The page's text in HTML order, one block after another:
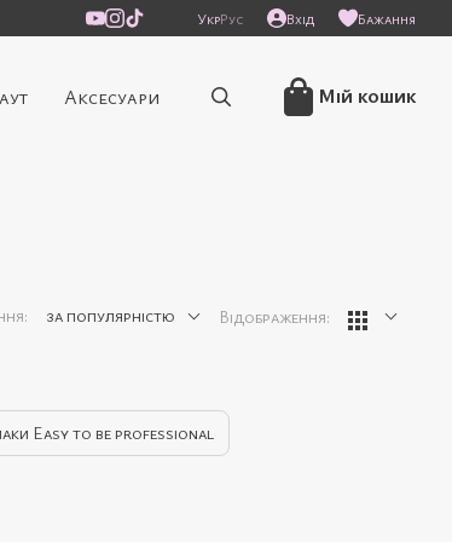
УкрРус Вхід Бажання
Аксесуари Мій кошик
за популярністю Відображення:
Easy to be professional